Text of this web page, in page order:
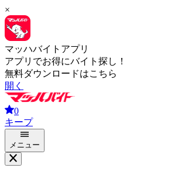
×
マッハバイトアプリ
アプリでお得にバイト探し！
無料ダウンロードはこちら
開く
0
キープ
メニュー